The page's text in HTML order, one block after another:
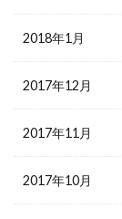
2018年1月
2017年12月
2017年11月
2017年10月